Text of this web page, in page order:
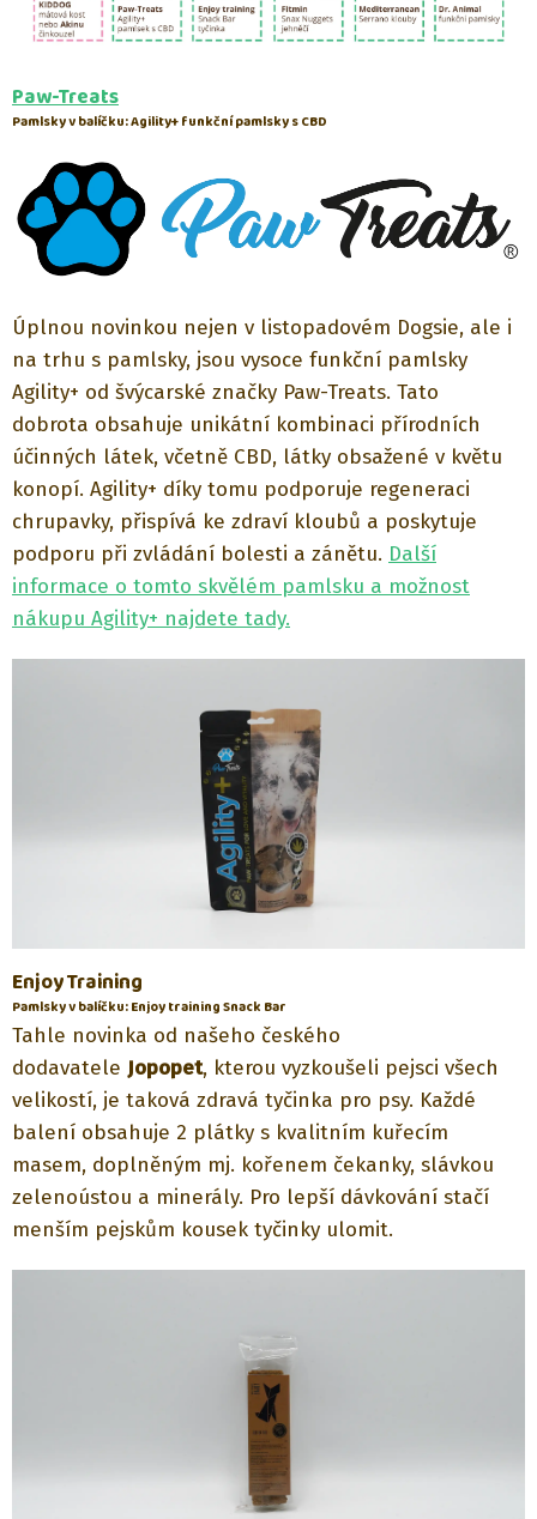
Paw-Treats
Pamlsky v balíčku: Agility+ funkční pamlsky s CBD
Úplnou novinkou nejen v listopadovém Dogsie, ale i
na trhu s pamlsky, jsou vysoce funkční pamlsky
Agility+ od švýcarské značky Paw-Treats. Tato
dobrota obsahuje unikátní kombinaci přírodních
účinných látek, včetně CBD, látky obsažené v květu
konopí. Agility+ díky tomu podporuje regeneraci
chrupavky, přispívá ke zdraví kloubů a poskytuje
podporu při zvládání bolesti a zánětu. Další
informace o tomto skvělém pamlsku a možnost
nákupu Agility+ najdete tady.
Enjoy Training
Pamlsky v balíčku: Enjoy training Snack Bar
Tahle novinka od našeho českého
dodavatele Jopopet, kterou vyzkoušeli pejsci všech
velikostí, je taková zdravá tyčinka pro psy. Každé
balení obsahuje 2 plátky s kvalitním kuřecím
masem, doplněným mj. kořenem čekanky, slávkou
zelenoústou a minerály. Pro lepší dávkování stačí
menším pejskům kousek tyčinky ulomit.